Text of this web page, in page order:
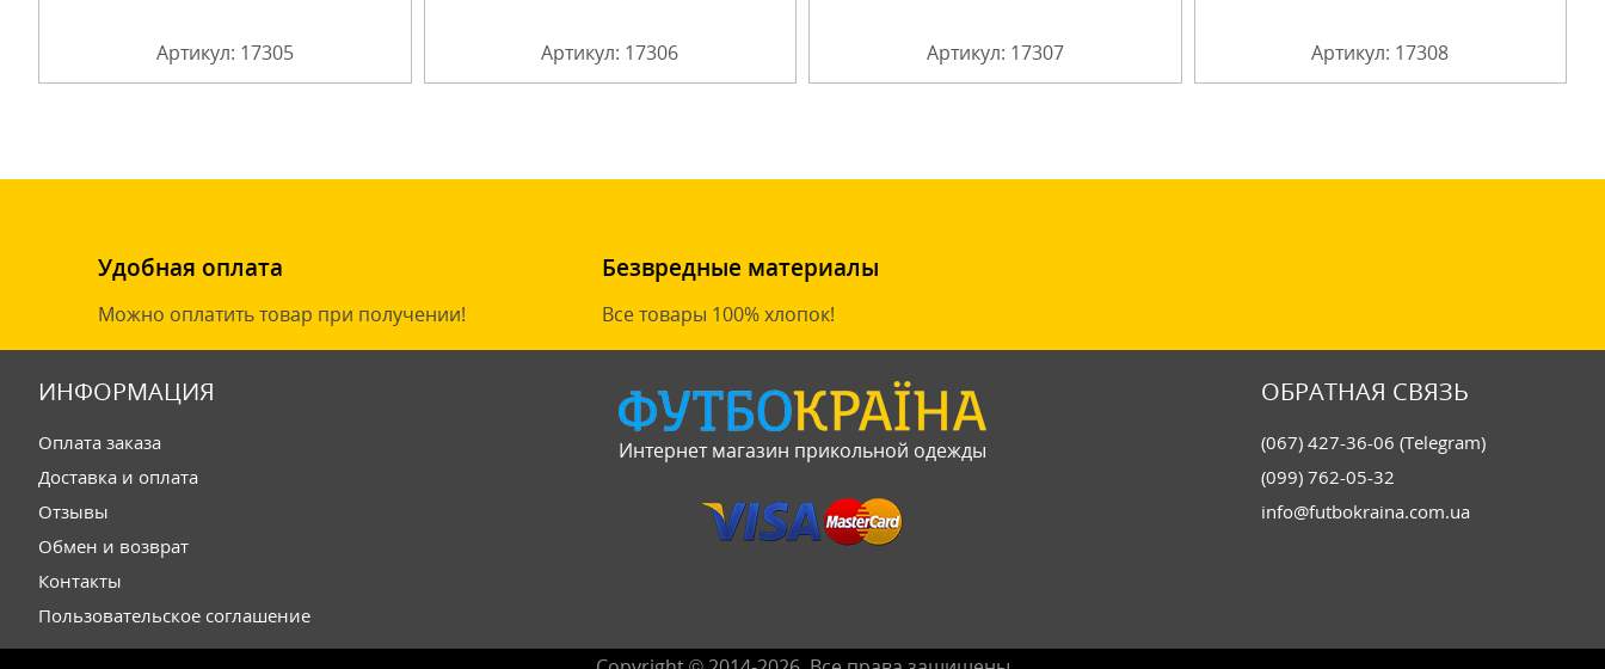
Артикул: 17305 Артикул: 17306 Артикул: 17307 Артикул: 17308
Удобная оплата
Можно оплатить товар при получении!
Безвредные материалы
Все товары 100% хлопок!
ИНФОРМАЦИЯ
Оплата заказа
Доставка и оплата
Отзывы
Обмен и возврат
Контакты
Пользовательское соглашение
Интернет магазин прикольной одежды
ОБРАТНАЯ СВЯЗЬ
(067) 427-36-06 (Telegram)
(099) 762-05-32
info@futbokraina.com.ua